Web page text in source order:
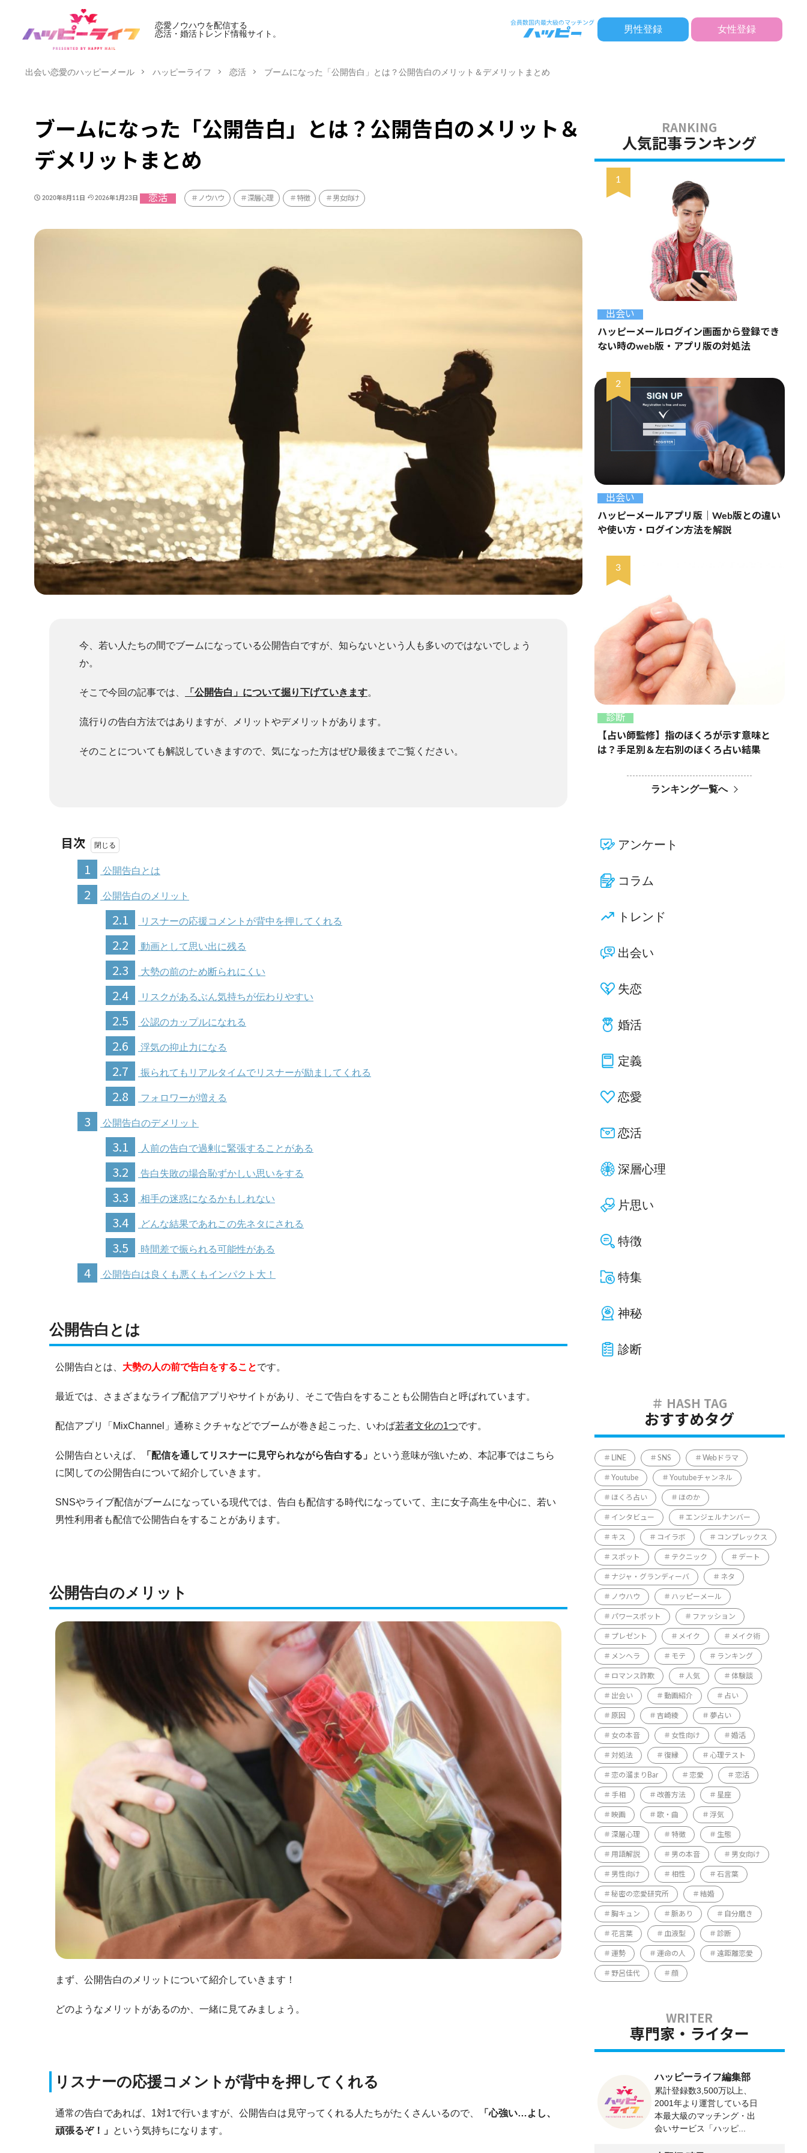
恋愛ノウハウを配信する
恋活・婚活トレンド情報サイト。
男性登録 女性登録
出会い恋愛のハッピーメール ハッピーライフ 恋活 ブームになった「公開告白」とは？公開告白のメリット＆デメリットまとめ
ブームになった「公開告白」とは？公開告白のメリット＆
デメリットまとめ
2020年8月11日 2026年1月23日 恋活 ノウハウ 深層心理 特徴 男女向け
今、若い人たちの間でブームになっている公開告白ですが、知らないという人も多いのではないでしょう
か。
そこで今回の記事では、 「公開告白」について掘り下げていきます。
流行りの告白方法ではありますが、メリットやデメリットがあります。
そのことについても解説していきますので、気になった方はぜひ最後までご覧ください。
目次
1
公開告白とは
2 公開告白のメリット
2.1 リスナーの応援コメントが背中を押してくれる
2.2 動画として思い出に残る
2.3 大勢の前のため断られにくい
2.4 リスクがあるぶん気持ちが伝わりやすい
2.5 公認のカップルになれる
2.6 浮気の抑止力になる
2.7 振られてもリアルタイムでリスナーが励ましてくれる
2.8 フォロワーが増える
3 公開告白のデメリット
3.1 人前の告白で過剰に緊張することがある
3.2 告白失敗の場合恥ずかしい思いをする
3.3 相手の迷惑になるかもしれない
3.4 どんな結果であれこの先ネタにされる
3.5 時間差で振られる可能性がある
4 公開告白は良くも悪くもインパクト大！
公開告白とは
公開告白とは、 大勢の人の前で告白をすることです。
最近では、さまざまなライブ配信アプリやサイトがあり、そこで告白をすることも公開告白と呼ばれています。
配信アプリ「MixChannel」通称ミクチャなどでブームが巻き起こった、いわば若者文化の1つです。
公開告白といえば、 「配信を通してリスナーに見守られながら告白する」 という意味が強いため、本記事ではこちら
に関しての公開告白について紹介していきます。
SNSやライブ配信がブームになっている現代では、告白も配信する時代になっていて、主に女子高生を中心に、若い
男性利用者も配信で公開告白をすることがあります。
公開告白のメリット
まず、公開告白のメリットについて紹介していきます！
どのようなメリットがあるのか、一緒に見てみましょう。
リスナーの応援コメントが背中を押してくれる
通常の告白であれば、1対1で行いますが、公開告白は見守ってくれる人たちがたくさんいるので、
「心強い…よし、
頑張るぞ！」 という気持ちになります。
人気記事ランキング
出会い
ハッピーメールログイン画面から登録でき
ない時のweb版・アプリ版の対処法
出会い
ハッピーメールアプリ版｜Web版との違い
や使い方・ログイン方法を解説
診断
【占い師監修】指のほくろが示す意味と
は？手足別＆左右別のほくろ占い結果
ランキング一覧へ
アンケート
コラム
トレンド
出会い
失恋
婚活
定義
恋愛
恋活
深層心理
片思い
特徴
特集
神秘
診断
おすすめタグ
LINE SNS Webドラマ
Youtube Youtubeチャンネル
ほくろ占い ほのか
インタビュー エンジェルナンバー
キス コイラボ コンプレックス
スポット テクニック デート
ナジャ・グランディーバ ネタ
ノウハウ ハッピーメール
パワースポット ファッション
プレゼント メイク メイク術
メンヘラ モテ ランキング
ロマンス詐欺 人気 体験談
出会い 動画紹介 占い
原因 吉崎綾 夢占い
女の本音 女性向け 婚活
対処法 復縁 心理テスト
恋の溜まりBar 恋愛 恋活
手相 改善方法 星座
映画 歌・曲 浮気
深層心理 特徴 生態
用語解説 男の本音 男女向け
男性向け 相性 石言葉
秘密の恋愛研究所 結婚
胸キュン 脈あり 自分磨き
花言葉 血液型 診断
運勢 運命の人 遠距離恋愛
野呂佳代 顔
専門家・ライター
ハッピーライフ編集部
累計登録数3,500万以上、
2001年より運営している日
本最大級のマッチング・出
会いサービス「ハッピ...